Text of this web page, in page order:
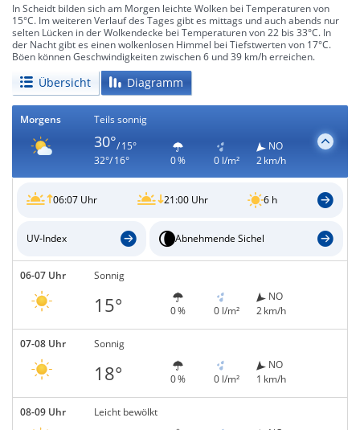
In Scheidt bilden sich am Morgen leichte Wolken bei Temperaturen von
15°C. Im weiteren Verlauf des Tages gibt es mittags und auch abends nur
selten Lücken in der Wolkendecke bei Temperaturen von 22 bis 33°C. In
der Nacht gibt es einen wolkenlosen Himmel bei Tiefstwerten von 17°C.
Böen können Geschwindigkeiten zwischen 6 und 39 km/h erreichen.
Übersicht Diagramm
Morgens Teils sonnig
30°/ 15°
32°/ 16°
0 % 0 l/m²
NO
2 km/h
06:07 Uhr 21:00 Uhr 6 h
UV-Index Abnehmende Sichel
06-07 Uhr Sonnig
15° 0 % 0 l/m²
NO
2 km/h
07-08 Uhr Sonnig
18° 0 % 0 l/m²
NO
1 km/h
08-09 Uhr Leicht bewölkt